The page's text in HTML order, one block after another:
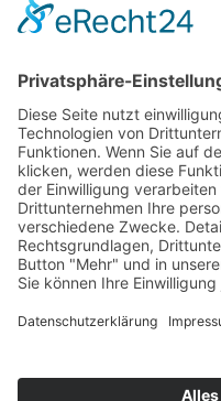
Fazit
Weiterentwicklung des
der EU dar. Durch diese
Kontrolle für Nonfood-Produkte
klare Vorgaben, um die
gewährleisten.
Wenn Sie wissen wollen, wie
nachhaltig umsetzen können,
Kontaktieren Sie
oder rufen Sie